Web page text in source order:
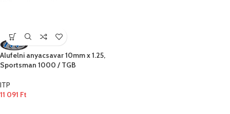
Alufelni anyacsavar 10mm x 1.25,
Sportsman 1000 / TGB
ITP
11 091 Ft